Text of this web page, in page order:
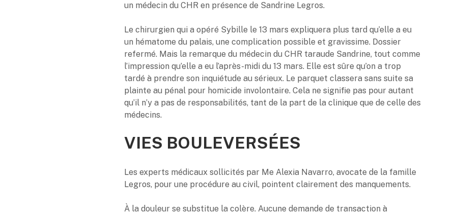
un médecin du CHR en présence de Sandrine Legros.
Le chirurgien qui a opéré Sybille le 13 mars expliquera plus tard qu’elle a eu
un hématome du palais, une complication possible et gravissime. Dossier
refermé. Mais la remarque du médecin du CHR taraude Sandrine, tout comme
l’impression qu’elle a eu l’après-midi du 13 mars. Elle est sûre qu’on a trop
tardé à prendre son inquiétude au sérieux. Le parquet classera sans suite sa
plainte au pénal pour homicide involontaire. Cela ne signifie pas pour autant
qu’il n’y a pas de responsabilités, tant de la part de la clinique que de celle des
médecins.
VIES BOULEVERSÉES
Les experts médicaux sollicités par Me Alexia Navarro, avocate de la famille
Legros, pour une procédure au civil, pointent clairement des manquements.
À la douleur se substitue la colère. Aucune demande de transaction à